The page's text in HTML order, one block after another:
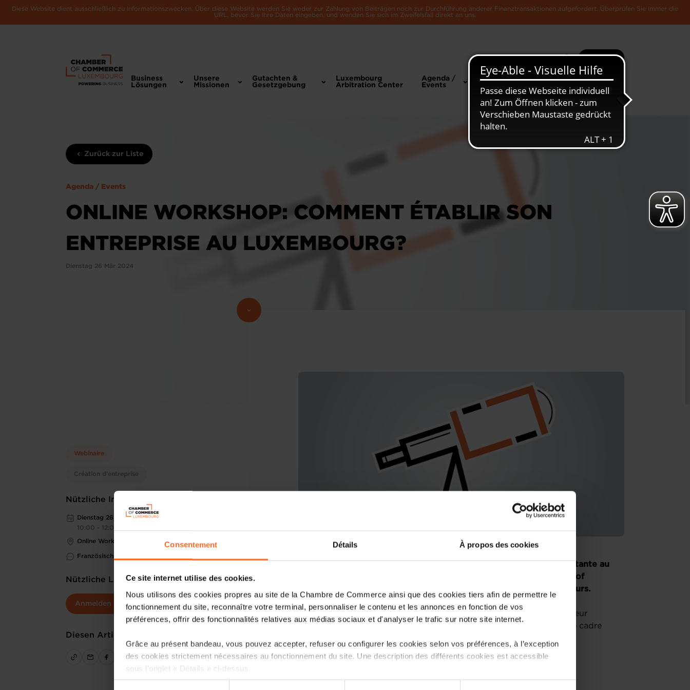
Consentement Détails À propos des cookies
Ce site internet utilise des cookies.
Nous utilisons des cookies propres au site de la Chambre de Commerce ainsi que des cookies tiers afin de permettre le
fonctionnement du site, reconnaître votre terminal, personnaliser le contenu et les annonces en fonction de vos
préférences, offrir des fonctionnalités relatives aux médias sociaux et d'analyser le trafic sur notre site internet.
Grâce au présent bandeau, vous pouvez accepter, refuser ou configurer les cookies selon vos préférences, à l’exception
des cookies strictement nécessaires au fonctionnement du site. Une description des différents cookies est accessible
sous l’onglet « Détails » ci-dessus.
Diese Website dient ausschließlich zu Informationszwecken. Über diese Website werden Sie weder zur Zahlung von Beiträgen noch zur Durchführung anderer Finanztransaktionen aufgefordert. Überprüfen Sie immer die
URL, bevor Sie Ihre Daten eingeben, und wenden Sie sich im Zweifelsfall direkt an uns.
Suche Mehr
Business
Lösungen
Unsere
Missionen
Gutachten &
Gesetzgebung
Luxembourg
Arbitration Center
Agenda /
Events
News &
Die Luxemburger
Zurück zur Liste
Agenda / Events
ONLINE WORKSHOP: COMMENT ÉTABLIR SON
ENTREPRISE AU LUXEMBOURG?
Dienstag 26 Mär 2024
Webinaire
Création d'entreprise
Nützliche Informationen
Dienstag 26 Mär 2024
10:00 - 12:00
Online Workshop
Französisch
Nützliche Links
Anmelden
Diesen Artikel teilen
Vous lancez un nouveau business ou reprenez une entreprise existante au
Luxembourg? Laissez-vous guider par les conseillers de la House of
Entrepreneurship, le point de contact unique pour les entrepreneurs.
Comment? Participez à une prochaine session « le parcours du créateur
d’entreprise au Luxembourg», qui vous informera sur l’écosystème, le cadre